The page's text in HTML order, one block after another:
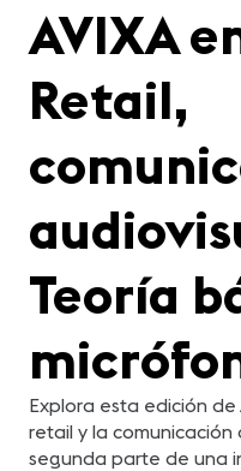
AVIXA
Retail,
Teoría
Explora esta edición
retail y la
segunda parte de una